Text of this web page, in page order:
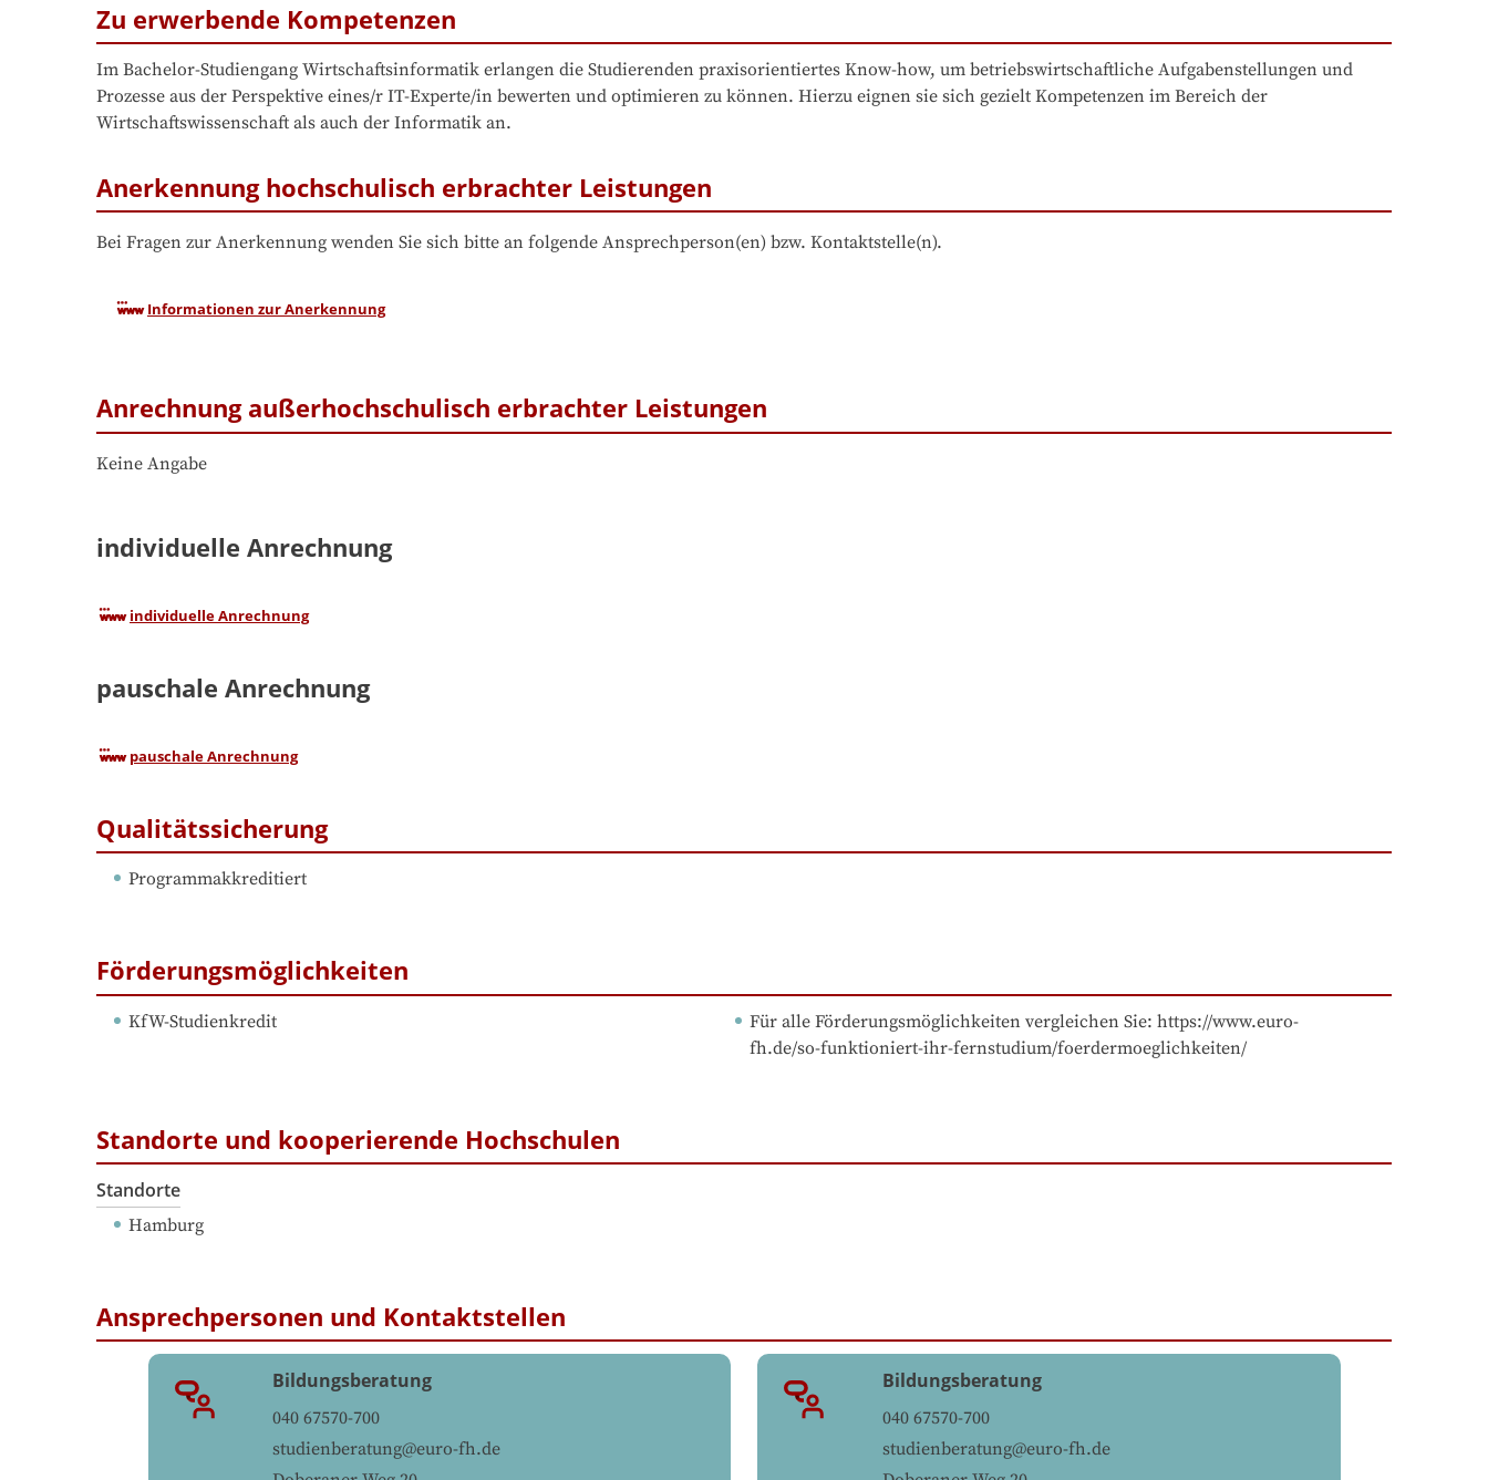
Zu erwerbende Kompetenzen
Im Bachelor-Studiengang Wirtschaftsinformatik erlangen die Studierenden praxisorientiertes Know-how, um betriebswirtschaftliche Aufgabenstellungen und
Prozesse aus der Perspektive eines/r IT-Experte/in bewerten und optimieren zu können. Hierzu eignen sie sich gezielt Kompetenzen im Bereich der
Wirtschaftswissenschaft als auch der Informatik an.
Anerkennung hochschulisch erbrachter Leistungen
Bei Fragen zur Anerkennung wenden Sie sich bitte an folgende Ansprechperson(en) bzw. Kontaktstelle(n).
Informationen zur Anerkennung
Anrechnung außerhochschulisch erbrachter Leistungen
Keine Angabe
individuelle Anrechnung
individuelle Anrechnung
pauschale Anrechnung
pauschale Anrechnung
Qualitätssicherung
Programmakkreditiert
Förderungsmöglichkeiten
KfW-Studienkredit
Für alle Förderungsmöglichkeiten vergleichen Sie: https://www.euro-
fh.de/so-funktioniert-ihr-fernstudium/foerdermoeglichkeiten/
Standorte und kooperierende Hochschulen
Standorte
Hamburg
Ansprechpersonen und Kontaktstellen
Bildungsberatung
040 67570-700
studienberatung@euro-fh.de
Bildungsberatung
040 67570-700
studienberatung@euro-fh.de